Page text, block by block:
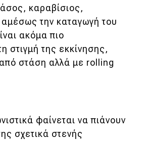
καραβίσιος,
την καταγωγή του
ακόμα πιο
στιγμή της εκκίνησης,
από στάση αλλά με rolling
φαίνεται να πιάνουν
σχετικά στενής